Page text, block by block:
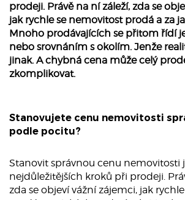
prodeji. Právě na ní záleží, zda se
jak rychle se nemovitost prodá a za
Mnoho prodávajících se přitom řídí
nebo srovnáním s okolím. Jenže
jinak. A chybná cena může celý
zkomplikovat.
Stanovujete cenu nemovitosti
podle pocitu?
Stanovit správnou cenu nemovitosti
nejdůležitějších kroků při prodeji.
zda se objeví vážní zájemci, jak